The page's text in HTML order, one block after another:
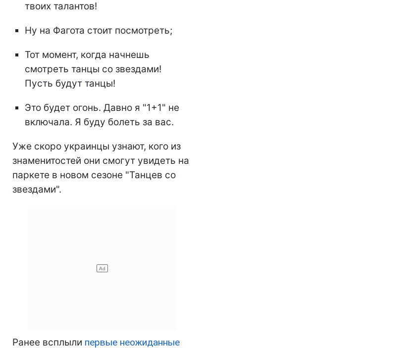
твоих талантов!
Ну на Фагота стоит посмотреть;
Тот момент, когда начнешь
смотреть танцы со звездами!
Пусть будут танцы!
Это будет огонь. Давно я "1+1" не
включала. Я буду болеть за вас.
Уже скоро украинцы узнают, кого из
знаменитостей они смогут увидеть на
паркете в новом сезоне "Танцев со
звездами".
Ранее всплыли первые неожиданные